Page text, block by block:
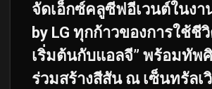
จัดเอ็กซ์คลูซีฟอีเวนต์ในงาน
by LG ทุกก้าวของการใช้ชี
เริ่มต้นกับแอลจี” พร้อมทัพ
ร่วมสร้างสีสัน ณ เซ็นทรัลเ